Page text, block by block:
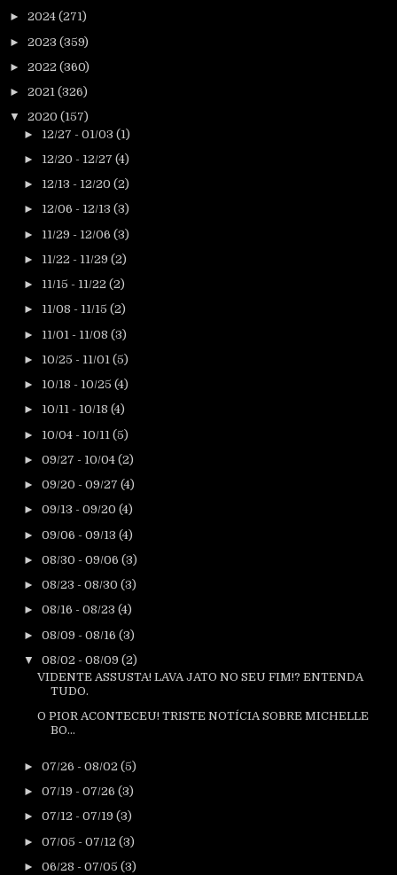
► 2024 (271)
► 2023 (359)
► 2022 (360)
► 2021 (326)
▼ 2020 (157)
► 12/27 - 01/03 (1)
► 12/20 - 12/27 (4)
► 12/13 - 12/20 (2)
► 12/06 - 12/13 (3)
► 11/29 - 12/06 (3)
► 11/22 - 11/29 (2)
► 11/15 - 11/22 (2)
► 11/08 - 11/15 (2)
► 11/01 - 11/08 (3)
► 10/25 - 11/01 (5)
► 10/18 - 10/25 (4)
► 10/11 - 10/18 (4)
► 10/04 - 10/11 (5)
► 09/27 - 10/04 (2)
► 09/20 - 09/27 (4)
► 09/13 - 09/20 (4)
► 09/06 - 09/13 (4)
► 08/30 - 09/06 (3)
► 08/23 - 08/30 (3)
► 08/16 - 08/23 (4)
► 08/09 - 08/16 (3)
▼ 08/02 - 08/09 (2)
VIDENTE ASSUSTA! LAVA JATO NO SEU FIM!? ENTENDA
TUDO.
O PIOR ACONTECEU! TRISTE NOTÍCIA SOBRE MICHELLE
BO...
► 07/26 - 08/02 (5)
► 07/19 - 07/26 (3)
► 07/12 - 07/19 (3)
► 07/05 - 07/12 (3)
► 06/28 - 07/05 (3)